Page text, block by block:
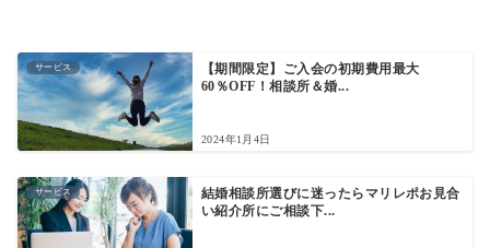
サービス
【期間限定】ご入会の初期費用最大
60％OFF！相談所＆婚...
2024年1月4日
サービス
結婚相談所選びに迷ったらマリレポお見合
い紹介所にご相談下...